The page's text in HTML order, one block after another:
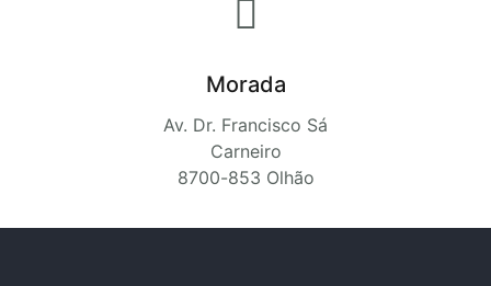
Morada
Av. Dr. Francisco Sá
Carneiro
8700-853 Olhão